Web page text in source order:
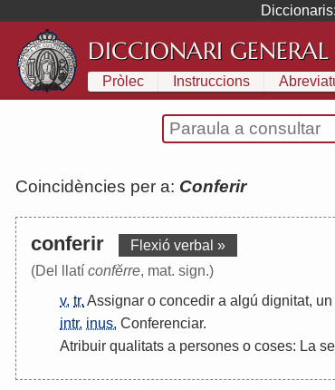
Diccionaris:
DICCIONARI
Pròlec Instruccions
Coincidències per a: Conferir
conferir
Flexió verbal »
(Del llatí confĕrre, mat. sign.)
v. tr. Assignar o concedir a algú dignitat, un
intr. inus. Conferenciar.
Atribuir qualitats a persones o coses: La